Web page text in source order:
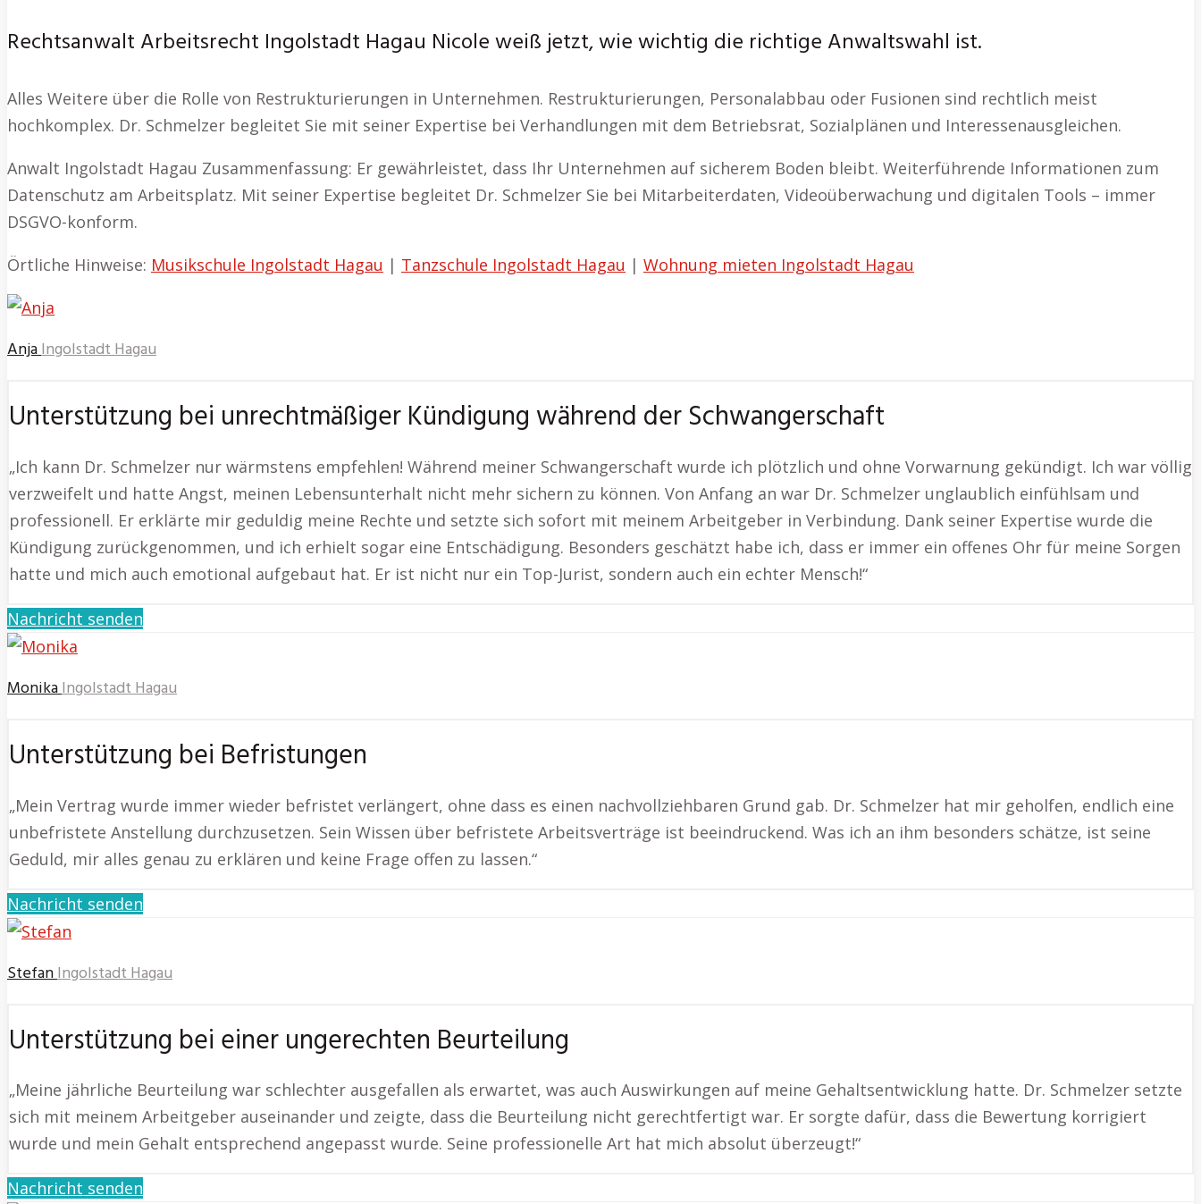
Rechtsanwalt Arbeitsrecht Ingolstadt Hagau Nicole weiß jetzt, wie wichtig die richtige Anwaltswahl ist.
Alles Weitere über die Rolle von Restrukturierungen in Unternehmen. Restrukturierungen, Personalabbau oder Fusionen sind rechtlich meist
hochkomplex. Dr. Schmelzer begleitet Sie mit seiner Expertise bei Verhandlungen mit dem Betriebsrat, Sozialplänen und Interessenausgleichen.
Anwalt Ingolstadt Hagau Zusammenfassung: Er gewährleistet, dass Ihr Unternehmen auf sicherem Boden bleibt. Weiterführende Informationen zum
Datenschutz am Arbeitsplatz. Mit seiner Expertise begleitet Dr. Schmelzer Sie bei Mitarbeiterdaten, Videoüberwachung und digitalen Tools – immer
DSGVO-konform.
Örtliche Hinweise: Musikschule Ingolstadt Hagau | Tanzschule Ingolstadt Hagau | Wohnung mieten Ingolstadt Hagau
AnjaIngolstadt Hagau
Unterstützung bei unrechtmäßiger Kündigung während der Schwangerschaft
„Ich kann Dr. Schmelzer nur wärmstens empfehlen! Während meiner Schwangerschaft wurde ich plötzlich und ohne Vorwarnung gekündigt. Ich war völlig
verzweifelt und hatte Angst, meinen Lebensunterhalt nicht mehr sichern zu können. Von Anfang an war Dr. Schmelzer unglaublich einfühlsam und
professionell. Er erklärte mir geduldig meine Rechte und setzte sich sofort mit meinem Arbeitgeber in Verbindung. Dank seiner Expertise wurde die
Kündigung zurückgenommen, und ich erhielt sogar eine Entschädigung. Besonders geschätzt habe ich, dass er immer ein offenes Ohr für meine Sorgen
hatte und mich auch emotional aufgebaut hat. Er ist nicht nur ein Top-Jurist, sondern auch ein echter Mensch!“
Nachricht senden
MonikaIngolstadt Hagau
Unterstützung bei Befristungen
„Mein Vertrag wurde immer wieder befristet verlängert, ohne dass es einen nachvollziehbaren Grund gab. Dr. Schmelzer hat mir geholfen, endlich eine
unbefristete Anstellung durchzusetzen. Sein Wissen über befristete Arbeitsverträge ist beeindruckend. Was ich an ihm besonders schätze, ist seine
Geduld, mir alles genau zu erklären und keine Frage offen zu lassen.“
Nachricht senden
StefanIngolstadt Hagau
Unterstützung bei einer ungerechten Beurteilung
„Meine jährliche Beurteilung war schlechter ausgefallen als erwartet, was auch Auswirkungen auf meine Gehaltsentwicklung hatte. Dr. Schmelzer setzte
sich mit meinem Arbeitgeber auseinander und zeigte, dass die Beurteilung nicht gerechtfertigt war. Er sorgte dafür, dass die Bewertung korrigiert
wurde und mein Gehalt entsprechend angepasst wurde. Seine professionelle Art hat mich absolut überzeugt!“
Nachricht senden